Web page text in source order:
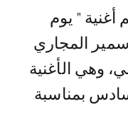
أغنية " يوم
المجاري
وهي الأغنية
بمناسبة